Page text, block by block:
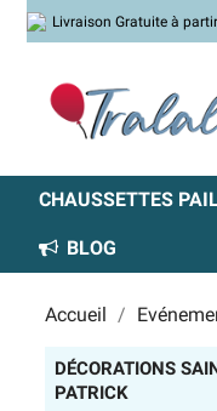
Livraison Gratuite à
CHAUSSETTES
BLOG
Accueil
DÉCORATIONS
PATRICK